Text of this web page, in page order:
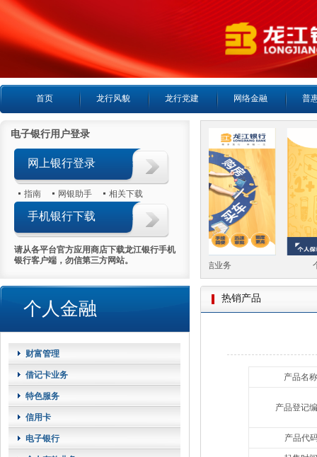
首页 龙行风貌 龙行党建 网络金融 普
电子银行用户登录
网上银行登录
指南 网银助手 相关下载
手机银行下载
请从各平台官方应用商店下载龙江银行手机
银行客户端，勿信第三方网站。
个人金融
财富管理
借记卡业务
特色服务
信用卡
电子银行
房产抵押贷款 个人循环授信业务
热销产品
产品名称
产品登记
产品代